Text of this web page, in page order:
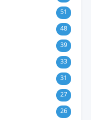
51
48
39
33
31
27
26